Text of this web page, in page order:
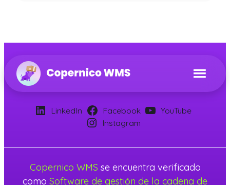
LinkedIn Facebook
YouTube
Instagram
Copernico WMS se encuentra verificado
como Software de gestión de la cadena de